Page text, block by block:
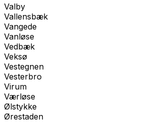
Valby
Vallensbæk
Vangede
Vanløse
Vedbæk
Veksø
Vestegnen
Vesterbro
Virum
Værløse
Ølstykke
Ørestaden